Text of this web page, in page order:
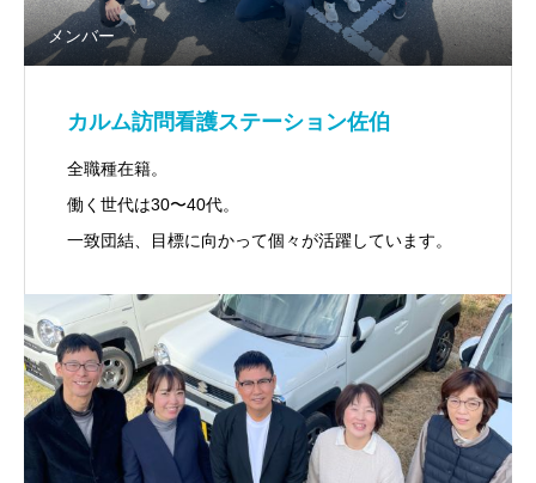
メンバー
カルム訪問看護ステーション佐伯
全職種在籍。
働く世代は30〜40代。
一致団結、目標に向かって個々が活躍しています。